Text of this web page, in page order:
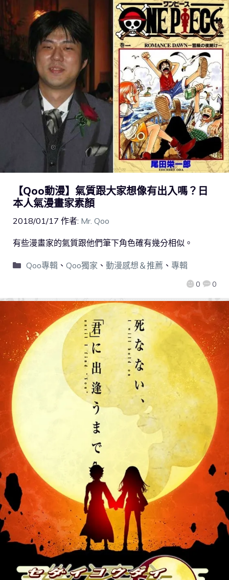
【Qoo動漫】氣質跟大家想像有出入嗎？日
本人氣漫畫家素顏
2018/01/17 作者: Mr. Qoo
0 0
有些漫畫家的氣質跟他們筆下角色確有幾分相似。
Qoo專輯、 Qoo獨家 、 動漫感想＆推薦 、 專輯